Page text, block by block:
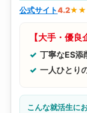
公式サイト4.2
【大手・優良
丁寧なES添
一人ひとり
こんな就活生に